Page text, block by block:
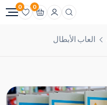
0
0
العاب الأبطال